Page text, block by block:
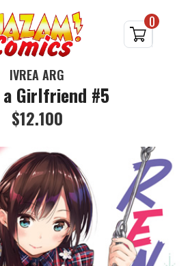
0
IVREA ARG
Girlfriend #5
$12.100